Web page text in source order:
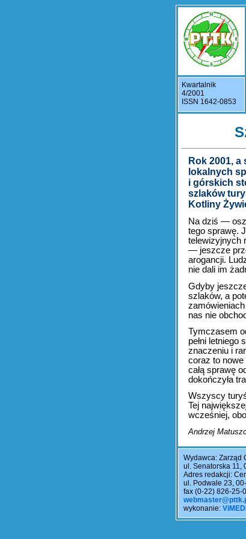
Kwartalnik
4/2001
ISSN 1642-0853
Rok 2001,
lokalnych
i górskich
szlaków
Kotliny
Na dziś —
tego sprawę.
telewizyjnych
— jeszcze
arogancji.
nie dali im
Gdyby
szlaków, a
nas nie
Tymczasem
pełni letniego
znaczeniu i
coraz to
całą sprawę
dokończyła
Wszyscy
Tej
wcześniej,
Andrzej
Wydawca: Zarząd
ul. Senatorska 11,
Adres redakcji:
ul. Podwale 23,
fax (0-22) 826-25-
wykonanie: